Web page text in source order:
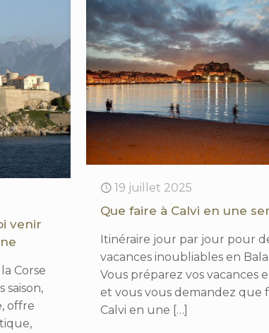
venir
Corse
saison,
offre
19 juillet 2025
Que faire à Calvi en une
Itinéraire jour par jour pour
vacances inoubliables en
Vous préparez vos vacances
et vous vous demandez que
Calvi en une […]